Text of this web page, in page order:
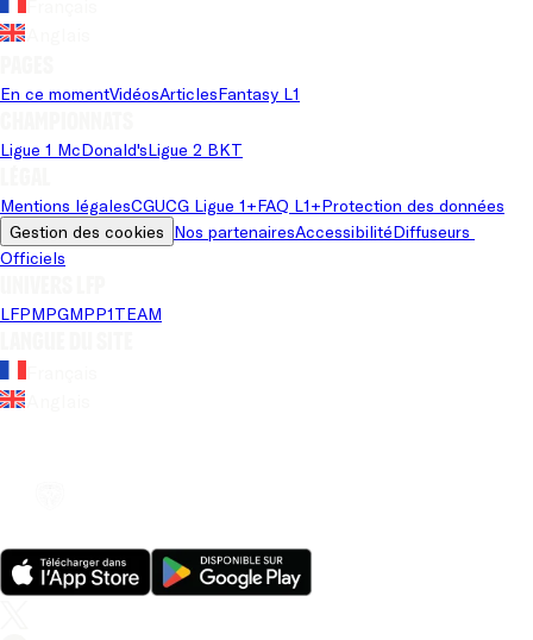
En ce momentVidéosArticlesFantasy L1
Ligue 1 McDonald'sLigue 2 BKT
Mentions légalesCGUCG Ligue 1+FAQ L1+Protection des données
Gestion des cookies Nos partenairesAccessibilitéDiffuseurs
Officiels
LFPMPGMPP1TEAM